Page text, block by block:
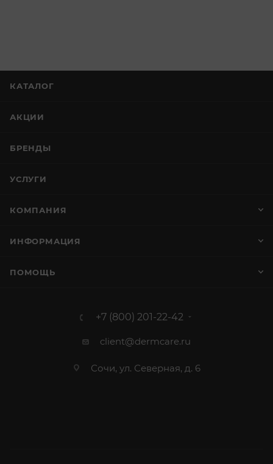
КАТАЛОГ
АКЦИИ
БРЕНДЫ
УСЛУГИ
КОМПАНИЯ
ИНФОРМАЦИЯ
ПОМОЩЬ
+7 (800) 201-22-42
client@dermcare.ru
Сочи, ул. Северная, д. 6